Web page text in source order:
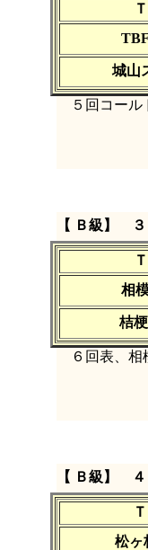
城山
５回コール
【 Ｂ級】
相
桔
６回表、相
【 Ｂ級】
松ヶ